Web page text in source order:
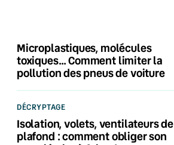
Microplastiques, molécules
toxiques… Comment limiter la
pollution des pneus de voiture
DÉCRYPTAGE
Isolation, volets, ventilateurs de
plafond : comment obliger son